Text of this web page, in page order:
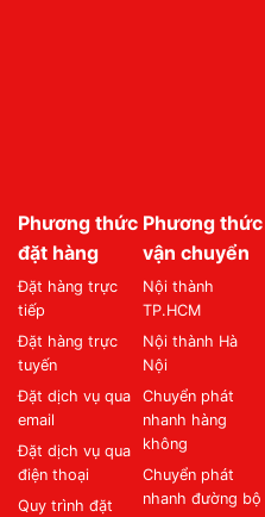
Phương thức
đặt hàng
Đặt hàng trực
tiếp
Đặt hàng trực
tuyến
Đặt dịch vụ qua
email
Đặt dịch vụ qua
điện thoại
Quy trình đặt
Phương thức
vận chuyển
Nội thành
TP.HCM
Nội thành Hà
Nội
Chuyển phát
nhanh hàng
không
Chuyển phát
nhanh đường bộ